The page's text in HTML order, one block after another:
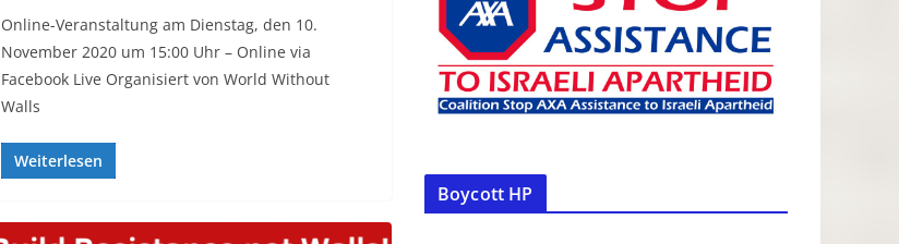
Online-Veranstaltung am Dienstag, den 10.
November 2020 um 15:00 Uhr – Online via
Facebook Live Organisiert von World Without
Walls
Weiterlesen
Boycott HP